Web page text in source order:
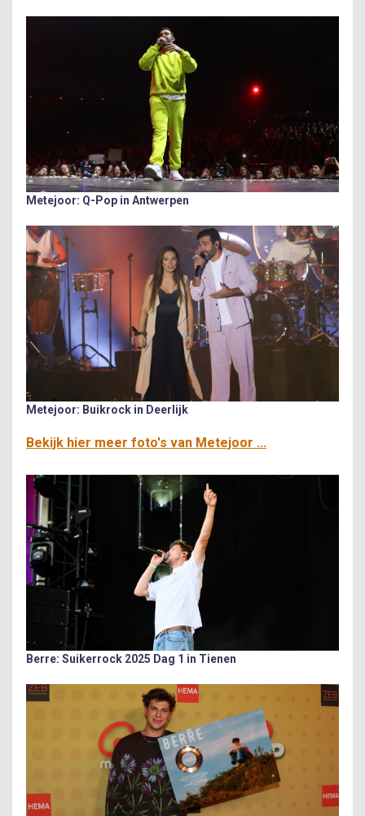
Metejoor: Q-Pop in Antwerpen
Metejoor: Buikrock in Deerlijk
Bekijk hier meer foto's van Metejoor ...
Berre: Suikerrock 2025 Dag 1 in Tienen